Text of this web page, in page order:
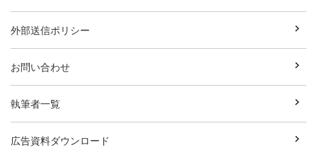
外部送信ポリシー
お問い合わせ
執筆者一覧
広告資料ダウンロード